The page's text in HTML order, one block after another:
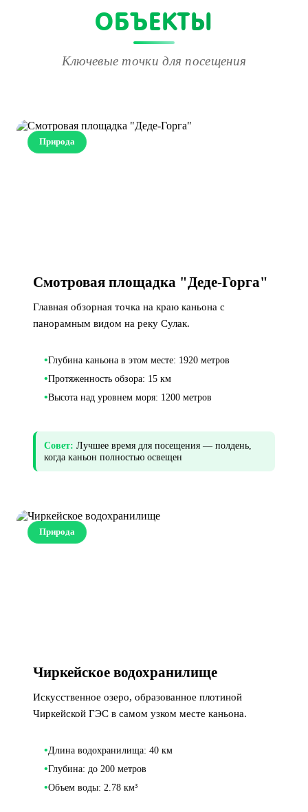
ОБЪЕКТЫ
Ключевые точки для посещения
Природа
Смотровая площадка "Деде-Горга"
Главная обзорная точка на краю каньона с
панорамным видом на реку Сулак.
•Глубина каньона в этом месте: 1920 метров
•Протяженность обзора: 15 км
•Высота над уровнем моря: 1200 метров
Совет: Лучшее время для посещения — полдень,
когда каньон полностью освещен
Природа
Чиркейское водохранилище
Искусственное озеро, образованное плотиной
Чиркейской ГЭС в самом узком месте каньона.
•Длина водохранилища: 40 км
•Глубина: до 200 метров
•Объем воды: 2.78 км³